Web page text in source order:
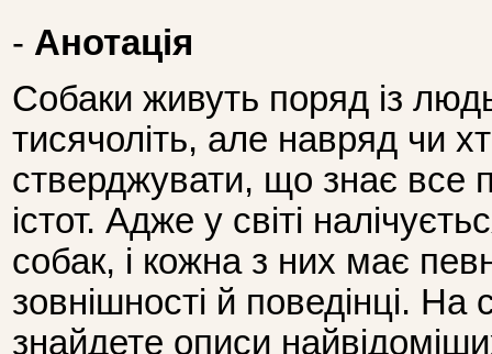
- Анотація
Собаки живуть поряд із
тисячоліть, але навряд чи
стверджувати, що знає все
істот. Адже у світі
собак, і кожна з них має
зовнішності й поведінці. На
знайдете описи